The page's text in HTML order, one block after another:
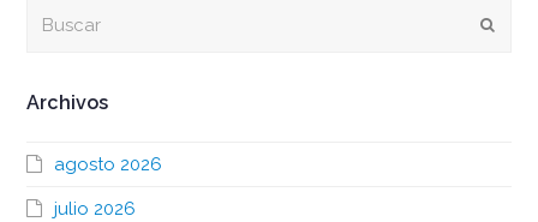
Archivos
agosto 2026
julio 2026